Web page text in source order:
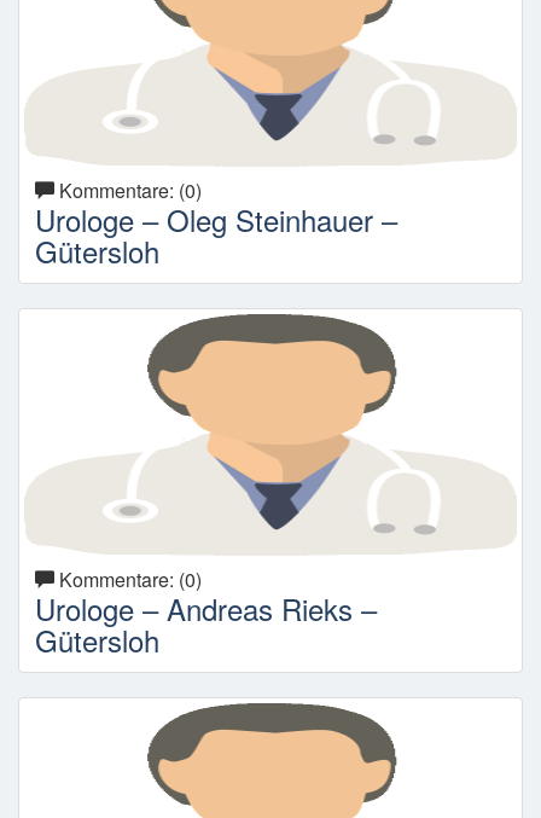
Kommentare: (0)
Urologe – Oleg Steinhauer –
Gütersloh
Kommentare: (0)
Urologe – Andreas Rieks –
Gütersloh